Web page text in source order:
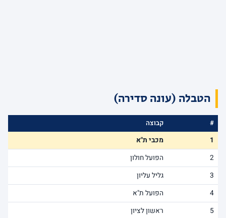
הטבלה (עונה סדירה)
#
קבוצה
1
מכבי ת"א
2
הפועל חולון
3
גליל עליון
4
הפועל ת"א
5
ראשון לציון